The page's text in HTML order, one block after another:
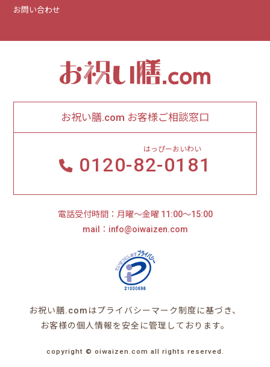
お問い合わせ
お祝い膳.com お客様ご相談窓口
0120-82-0181
はっぴーおいわい
電話受付時間：月曜～金曜 11:00～15:00
mail：info@oiwaizen.com
お祝い膳.comはプライバシーマーク制度に基づき、
お客様の個人情報を安全に管理しております。
copyright ©︎ oiwaizen.com all rights reserved.